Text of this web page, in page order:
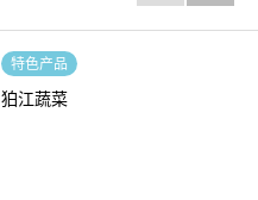
特色产品
狛江蔬菜